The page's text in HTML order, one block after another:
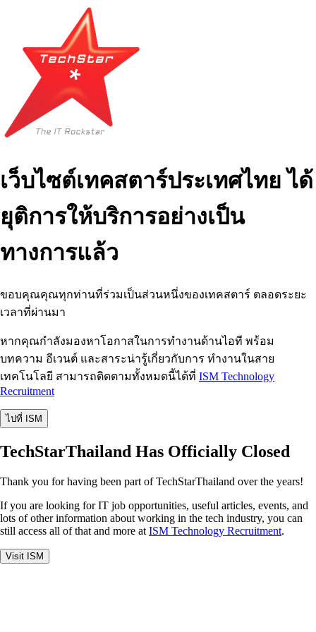
เว็บไซต์เทคสตาร์ประเทศไทย ได้
ยุติการให้บริการอย่างเป็น
ทางการแล้ว
ขอบคุณคุณทุกท่านที่ร่วมเป็นส่วนหนึ่งของเทคสตาร์ ตลอดระยะ
เวลาที่ผ่านมา
หากคุณกำลังมองหาโอกาสในการทำงานด้านไอที พร้อม
บทความ อีเวนต์ และสาระน่ารู้เกี่ยวกับการ ทำงานในสาย
เทคโนโลยี สามารถติดตามทั้งหมดนี้ได้ที่ ISM Technology
Recruitment
ไปที่ ISM
TechStarThailand Has Officially Closed
Thank you for having been part of TechStarThailand over the years!
If you are looking for IT job opportunities, useful articles, events, and
lots of other information about working in the tech industry, you can
still access all of that and more at ISM Technology Recruitment.
Visit ISM